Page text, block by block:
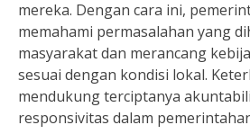
mereka. Dengan cara ini,
memahami permasalahan yang
masyarakat dan merancang
sesuai dengan kondisi lokal.
mendukung terciptanya
responsivitas dalam